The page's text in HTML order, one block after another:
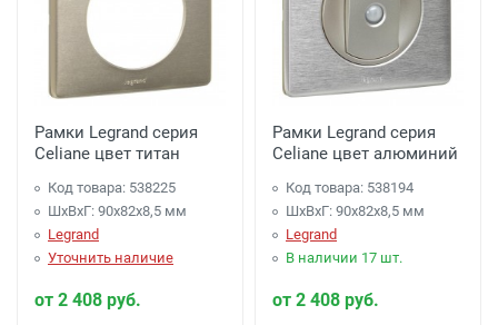
Рамки Legrand серия
Celiane цвет титан
Код товара: 538225
ШхВхГ: 90x82x8,5 мм
Legrand
Уточнить наличие
от 2 408 руб.
Рамки Legrand серия
Celiane цвет алюминий
Код товара: 538194
ШхВхГ: 90x82x8,5 мм
Legrand
В наличии 17 шт.
от 2 408 руб.